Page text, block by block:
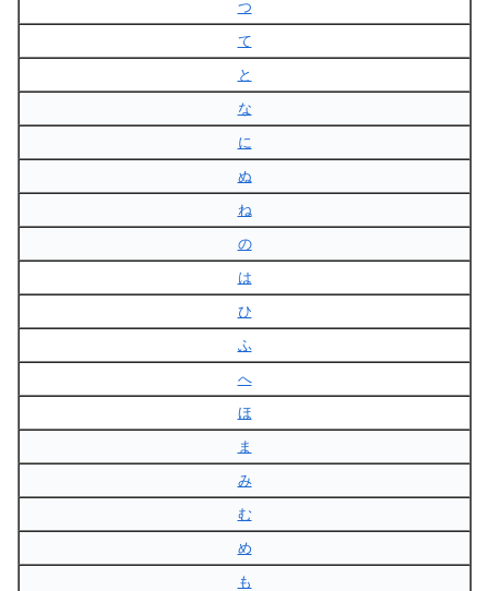
つ
て
と
な
に
ぬ
ね
の
は
ひ
ふ
へ
ほ
ま
み
む
め
も